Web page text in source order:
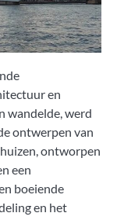
en
wandelde, werd
ontwerpen van
ontworpen
een
boeiende
en het